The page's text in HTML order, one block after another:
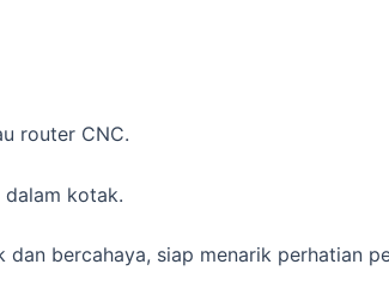
router CNC.
dalam kotak.
bercahaya, siap menarik perhatian